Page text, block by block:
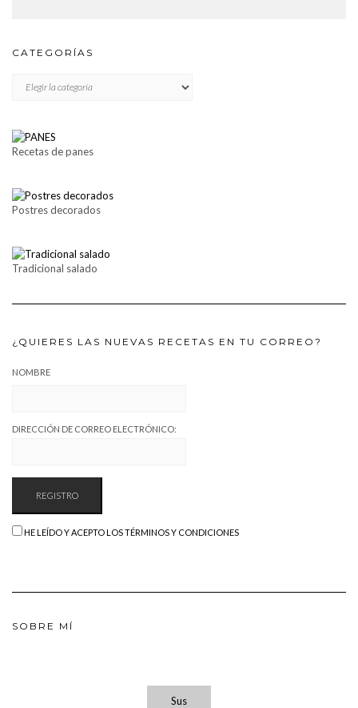
CATEGORÍAS
Recetas de panes
Postres decorados
Tradicional salado
¿QUIERES LAS NUEVAS RECETAS EN TU CORREO?
NOMBRE
DIRECCIÓN DE CORREO ELECTRÓNICO:
HE LEÍDO Y ACEPTO LOS TÉRMINOS Y CONDICIONES
SOBRE MÍ
Sus